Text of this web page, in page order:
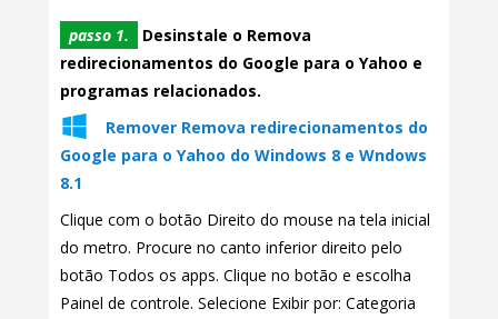
passo 1.
Desinstale o Remova
redirecionamentos do Google para o Yahoo e
programas relacionados.
Remover Remova redirecionamentos do
Google para o Yahoo do Windows 8 e Wndows
8.1
Clique com o botão Direito do mouse na tela inicial
do metro. Procure no canto inferior direito pelo
botão Todos os apps. Clique no botão e escolha
Painel de controle. Selecione Exibir por: Categoria